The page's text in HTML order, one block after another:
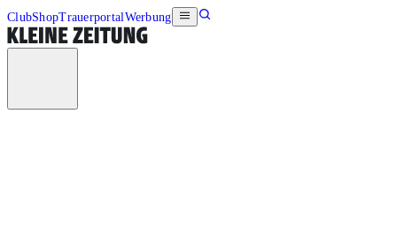
ClubShopTrauerportalWerbung